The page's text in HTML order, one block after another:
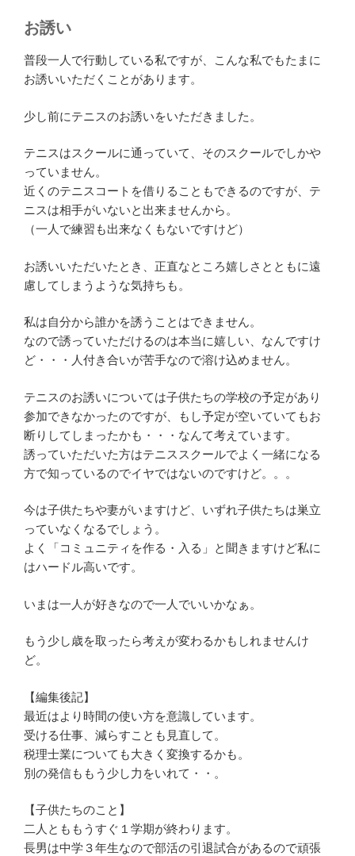
お誘い
普段一人で行動している私ですが、こんな私でもたまに
お誘いいただくことがあります。
少し前にテニスのお誘いをいただきました。
テニスはスクールに通っていて、そのスクールでしかや
っていません。
近くのテニスコートを借りることもできるのですが、テ
ニスは相手がいないと出来ませんから。
（一人で練習も出来なくもないですけど）
お誘いいただいたとき、正直なところ嬉しさとともに遠
慮してしまうような気持ちも。
私は自分から誰かを誘うことはできません。
なので誘っていただけるのは本当に嬉しい、なんですけ
ど・・・人付き合いが苦手なので溶け込めません。
テニスのお誘いについては子供たちの学校の予定があり
参加できなかったのですが、もし予定が空いていてもお
断りしてしまったかも・・・なんて考えています。
誘っていただいた方はテニススクールでよく一緒になる
方で知っているのでイヤではないのですけど。。。
今は子供たちや妻がいますけど、いずれ子供たちは巣立
っていなくなるでしょう。
よく「コミュニティを作る・入る」と聞きますけど私に
はハードル高いです。
いまは一人が好きなので一人でいいかなぁ。
もう少し歳を取ったら考えが変わるかもしれませんけ
ど。
【編集後記】
最近はより時間の使い方を意識しています。
受ける仕事、減らすことも見直して。
税理士業についても大きく変換するかも。
別の発信ももう少し力をいれて・・。
【子供たちのこと】
二人とももうすぐ１学期が終わります。
長男は中学３年生なので部活の引退試合があるので頑張